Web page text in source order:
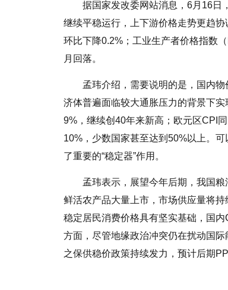
据国家发改委网站消息，6月16日
继续平稳运行，上下游价格走势更趋
环比下降0.2%；工业生产者价格指数
月回落。
孟玮介绍，需要说明的是，国内
济体普遍面临较大通胀压力的背景下
9%，继续创40年来新高；欧元区CPI
10%，少数国家甚至达到50%以上。
了重要的“稳定器”作用。
孟玮表示，展望今年后期，我国
鲜活农产品大量上市，市场供应量将
稳定居民消费价格具有坚实基础，国
方面，尽管地缘政治冲突仍在扰动国
之保供稳价政策持续发力，预计后期